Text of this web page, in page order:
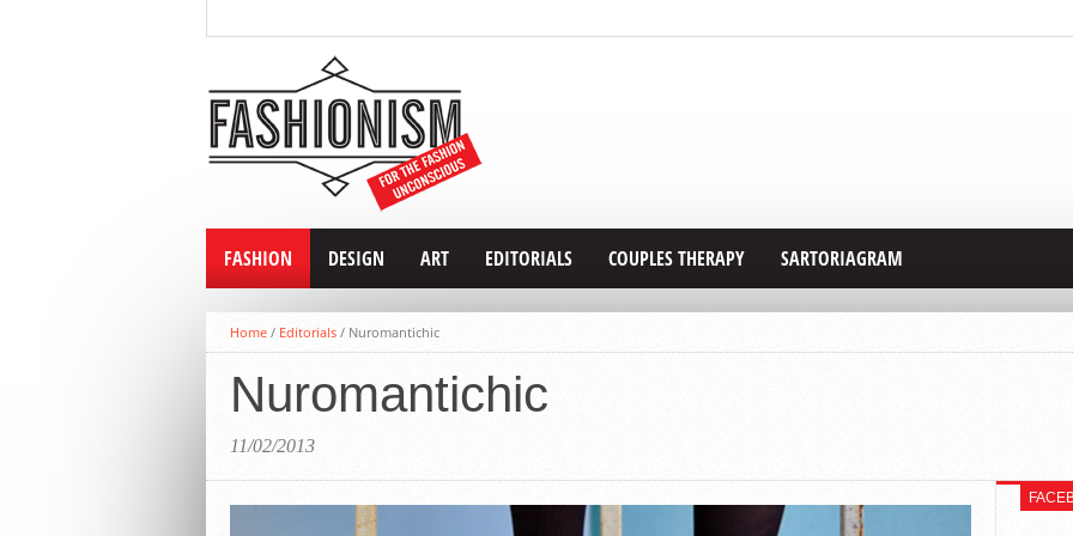
FASHION DESIGN ART EDITORIALS COUPLES THERAPY SARTORIAGRAM
Home / Editorials / Nuromantichic
Nuromantichic
11/02/2013